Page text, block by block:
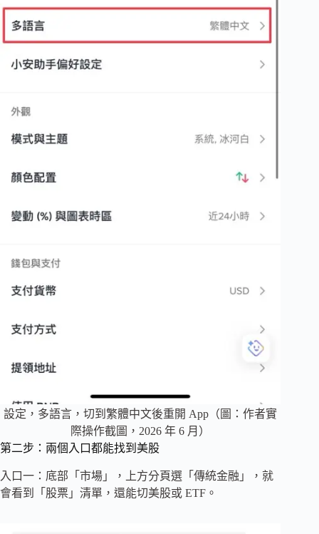
設定，多語言，切到繁體中文後重開 App（圖：作者實
際操作截圖，2026 年 6 月）
第二步：兩個入口都能找到美股
入口一：底部「市場」，上方分頁選「傳統金融」，就
會看到「股票」清單，還能切美股或 ETF。